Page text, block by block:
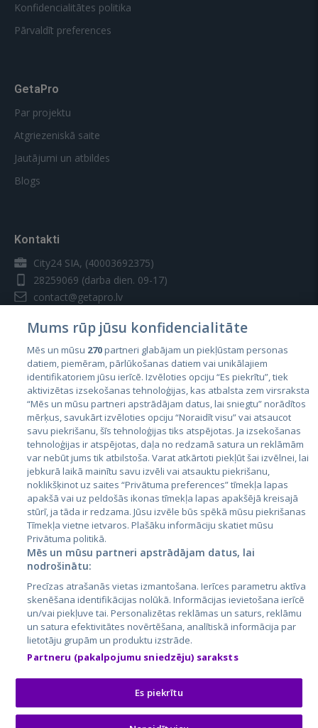
Konfidencialitātes politika
Pārvaldīt preferences
GetaPro
Par projektu
Atgriezeniskā saite
Jautājumi un atbildes
Blogs
Kontakti
City24 SIA, (40003692375)
28259069 (darba dien. 09-17)
contact@getapro.lv
Valstis
Igaunija
Latvija
Lietuva
City24.lv
City24.ee
GetaPro.lv
GetaPro.ee
Skelbiu.lt
Autoplius.lt
Aruodas.lt
CVbankas.lt
Kainos.lt
Paslaugos.lt
auto24.ee
Osta.ee
KuldneBörs.ee
Mums rūp jūsu konfidencialitāte
Mēs un mūsu 270partneri glabājam un piekļūstam personas
datiem, piemēram, pārlūkošanas datiem vai unikālajiem
identifikatoriem jūsu ierīcē. Izvēloties opciju “Es piekrītu”, tiek
aktivizētas izsekošanas tehnoloģijas, kas atbalsta zem virsraksta
“Mēs un mūsu partneri apstrādājam datus, lai sniegtu” norādītos
mērķus, savukārt izvēloties opciju “Noraidīt visu” vai atsaucot
savu piekrišanu, šīs tehnoloģijas tiks atspējotas. Ja izsekošanas
tehnoloģijas ir atspējotas, daļa no redzamā satura un reklāmām
var nebūt jums tik atbilstoša. Varat atkārtoti piekļūt šai izvēlnei, lai
jebkurā laikā mainītu savu izvēli vai atsauktu piekrišanu,
noklikšķinot uz saites “Privātuma preferences” tīmekļa lapas
apakšā vai uz peldošās ikonas tīmekļa lapas apakšējā kreisajā
stūrī, ja tāda ir redzama. Jūsu izvēle būs spēkā mūsu piekrišanas
Tīmekļa vietne ietvaros. Plašāku informāciju skatiet mūsu
Privātuma politikā.
Mēs un mūsu partneri apstrādājam datus, lai
nodrošinātu:
Precīzas atrašanās vietas izmantošana. Ierīces parametru aktīva
skenēšana identifikācijas nolūkā. Informācijas ievietošana ierīcē
un/vai piekļuve tai. Personalizētas reklāmas un saturs, reklāmu
un satura efektivitātes novērtēšana, analītiskā informācija par
lietotāju grupām un produktu izstrāde.
Partneru (pakalpojumu sniedzēju) saraksts
Es piekrītu